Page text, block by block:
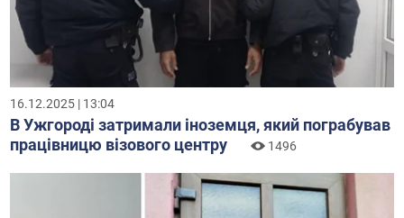
16.12.2025 | 13:04
В Ужгороді затримали іноземця, який пограбував
працівницю візового центру
1496